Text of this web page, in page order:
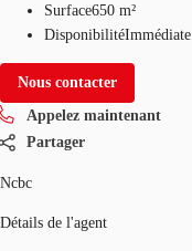
Surface650 m²
DisponibilitéImmédiate
Nous contacter
Appelez maintenant
Partager
Ncbc
Détails de l'agent